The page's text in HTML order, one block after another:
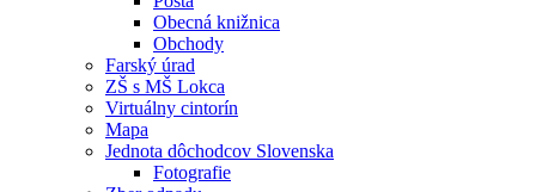
Obecná knižnica
Obchody
Farský úrad
ZŠ s MŠ Lokca
Virtuálny cintorín
Mapa
Jednota dôchodcov Slovenska
Fotografie